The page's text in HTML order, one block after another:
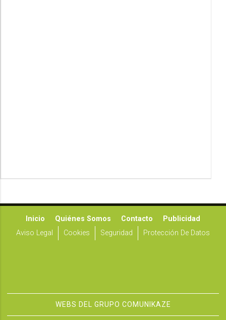
Inicio Quiénes Somos Contacto
Publicidad
Aviso Legal
Cookies Seguridad Protección De Datos
WEBS DEL GRUPO COMUNIKAZE